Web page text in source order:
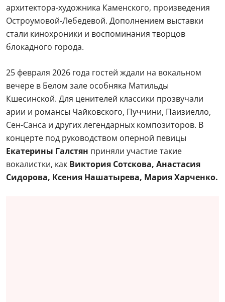
архитектора-художника Каменского, произведения
Остроумовой-Лебедевой. Дополнением выставки
стали кинохроники и воспоминания творцов
блокадного города.
25 февраля 2026 года гостей ждали на вокальном
вечере в Белом зале особняка Матильды
Кшесинской. Для ценителей классики прозвучали
арии и романсы Чайковского, Пуччини, Паизиелло,
Сен-Санса и других легендарных композиторов. В
концерте под руководством оперной певицы
Екатерины Галстян приняли участие такие
вокалистки, как Виктория Сотскова, Анастасия
Сидорова, Ксения Нашатырева, Мария Харченко.